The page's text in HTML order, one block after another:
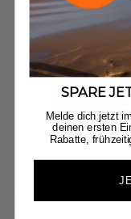
SPARE
Melde dich jetzt
deinen ersten
Rabatte,